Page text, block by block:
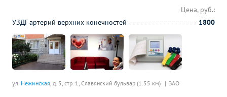
ул. Нежинская, д. 5, стр. 1, Славянский бульвар (1.55 км) ЗАО
Цена, руб.:
УЗДГ артерий верхних конечностей
1800